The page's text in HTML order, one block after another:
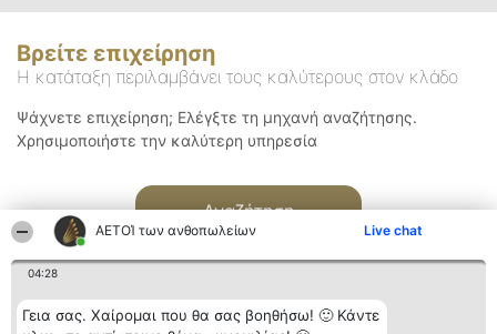
ΑΕΤΟΊ των ανθοπωλείων Live chat
04:28
Γεια σας. Χαίρομαι που θα σας βοηθήσω! 🙂 Κάντε
Βρείτε επιχείρηση
Η κατάταξη περιλαμβάνει τους καλύτερους στον κλάδο
Ψάχνετε επιχείρηση; Ελέγξτε τη μηχανή αναζήτησης.
Χρησιμοποιήστε την καλύτερη υπηρεσία
Αναζήτηση